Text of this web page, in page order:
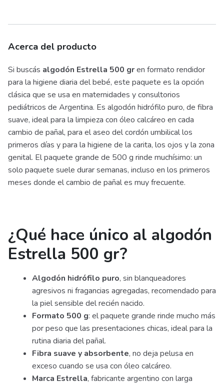
Acerca del producto
Si buscás algodón Estrella 500 gren formato rendidor
para la higiene diaria del bebé, este paquete es la opción
clásica que se usa en maternidades y consultorios
pediátricos de Argentina. Es algodón hidrófilo puro, de fibra
suave, ideal para la limpieza con óleo calcáreo en cada
cambio de pañal, para el aseo del cordón umbilical los
primeros días y para la higiene de la carita, los ojos y la zona
genital. El paquete grande de 500 g rinde muchísimo: un
solo paquete suele durar semanas, incluso en los primeros
meses donde el cambio de pañal es muy frecuente.
¿Qué hace único al algodón
Estrella 500 gr?
Algodón hidrófilo puro, sin blanqueadores
agresivos ni fragancias agregadas, recomendado para
la piel sensible del recién nacido.
Formato 500 g: el paquete grande rinde mucho más
por peso que las presentaciones chicas, ideal para la
rutina diaria del pañal.
Fibra suave y absorbente, no deja pelusa en
exceso cuando se usa con óleo calcáreo.
Marca Estrella, fabricante argentino con larga